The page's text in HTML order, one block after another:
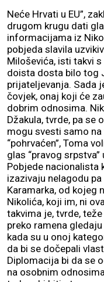
Neće Hrvati u EU”,
drugom krugu dati
informacijama iz
pobjeda slavila
Miloševića, isti takvi
doista dosta bilo tog
prijateljevanja. Sada
čovjek, onaj koji će
dobrim odnosima.
Džakula, tvrde, pa se
mogu svesti samo
“pohrvaćen”, Toma
glas “pravog
Pobjede nacionalista
izazivaju nelagodu
Karamarka, od kojeg
Nikolića, koji im, ni
takvima je, tvrde,
preko ramena
kada su u onoj
da bi se dočepali
Diplomacija bi da se
na osobnim